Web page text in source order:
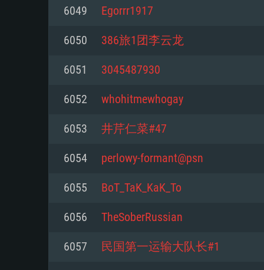
Minimum
Mémoire: 4 GB
Carte graphique supportant
Radeon 77XX / NVIDIA GeForce
résolution minimale supportée
Minimum
processeurs Intel Xeon ne sont
Mémoire: 6 GB
Carte graphique: Intel Iris Pro
analogue AMD/Nvidia. La
Minimum
modernes
Processeur: Dual-Core 2.4 GHz
Mémoire: 4 GB
Carte graphique: NVIDIA 660
drivers (moins de 6 mois) / de
de 720p)
6049 Egorrr1917
6050 386旅1团李云龙
6051 3045487930
6052 whohitmewhogay
6053 井芹仁菜#47
6054 perlowy-formant@psn
6055 BoT_TaK_KaK_To
6056 TheSoberRussian
6057 民国第一运输大队长#1